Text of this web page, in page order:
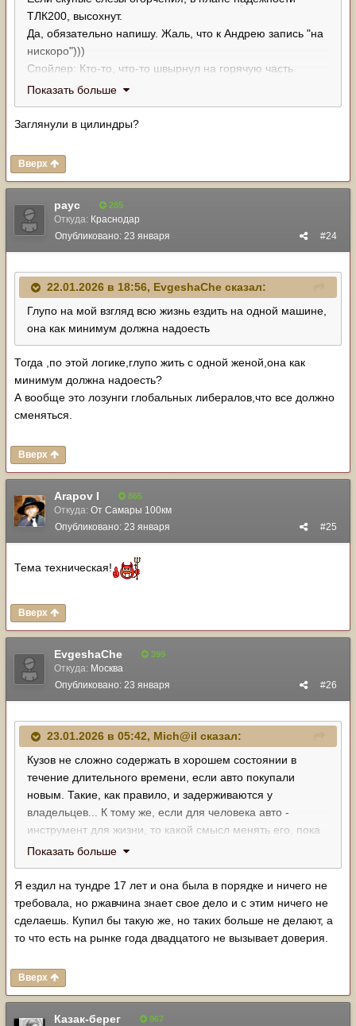
ТЛК200, высохнут.
Да, обязательно напишу. Жаль, что к Андрею запись "на
нискоро")))
Спойлер: Кто-то, что-то швырнул на горячую часть
лопастей правой турбины. Ждем эндоскопирования
Показать больше
Заглянули в цилиндры?
Вверх
payc 285
Откуда: Краснодар
#24
Опубликовано: 23 января
22.01.2026 в 18:56, EvgeshaChe сказал:
Глупо на мой взгляд всю жизнь ездить на одной машине,
она как минимум должна надоесть
Тогда ,по этой логике,глупо жить с одной женой,она как
минимум должна надоесть?
А вообще это лозунги глобальных либералов,что все должно
сменяться.
Вверх
Arapov I 865
Откуда: От Самары 100км
#25
Опубликовано: 23 января
Тема техническая!
Вверх
EvgeshaChe 399
Откуда: Москва
#26
Опубликовано: 23 января
23.01.2026 в 05:42, Mich@il сказал:
Кузов не сложно содержать в хорошем состоянии в
течение длительного времени, если авто покупали
новым. Такие, как правило, и задерживаются у
владельцев... К тому же, если для человека авто -
инструмент для жизни, то какой смысл менять его, пока
он исправно выполняет свои функции, а владелец не
имеет "амбиций" на предмет "как он выглядит на авто,
которому 20 лет"... Имхо 200 или даже 100, как
единственный авто на все случаи - не совсем правильно,
а потому, зачем менять шило на мыло, получишь те же
яйца... Это, если не рассматривать машину как
Показать больше
Я ездил на тундре 17 лет и она была в порядке и ничего не
требовала, но ржавчина знает свое дело и с этим ничего не
сделаешь. Купил бы такую же, но таких больше не делают, а
то что есть на рынке года двадцатого не вызывает доверия.
Вверх
Казак-берег 967